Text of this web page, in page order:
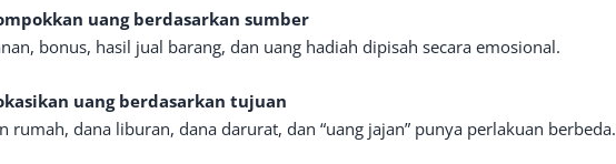
uang berdasarkan sumber
bonus, hasil jual barang, dan uang hadiah dipisah secara emosional.
uang berdasarkan tujuan
rumah, dana liburan, dana darurat, dan “uang jajan” punya perlakuan berbeda.